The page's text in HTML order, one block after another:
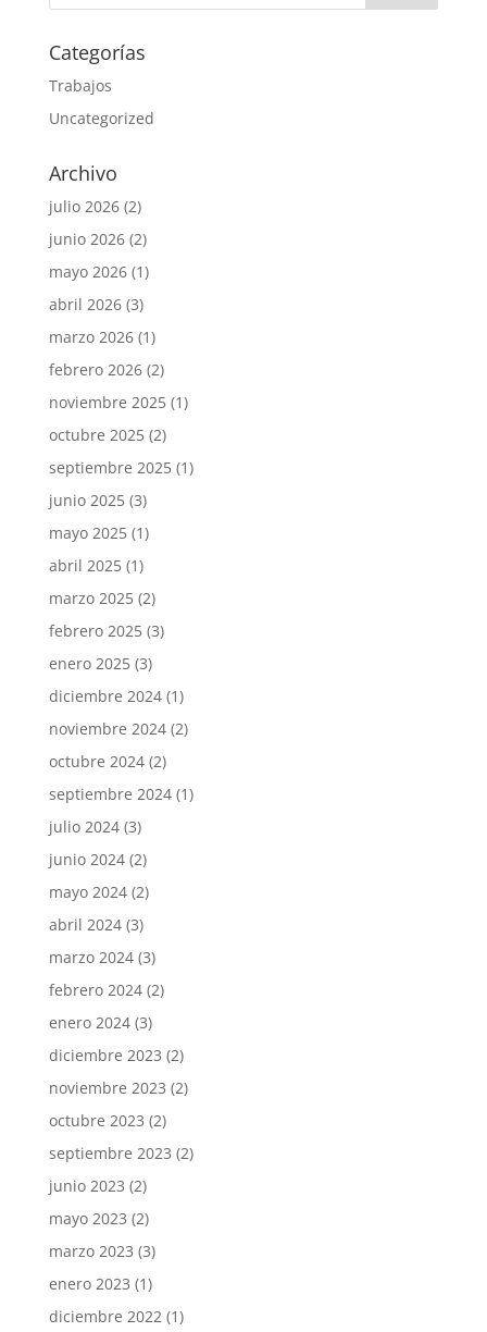
Categorías
Trabajos
Uncategorized
Archivo
julio 2026(2)
junio 2026(2)
mayo 2026(1)
abril 2026(3)
marzo 2026(1)
febrero 2026(2)
noviembre 2025(1)
octubre 2025(2)
septiembre 2025(1)
junio 2025(3)
mayo 2025(1)
abril 2025(1)
marzo 2025(2)
febrero 2025(3)
enero 2025(3)
diciembre 2024(1)
noviembre 2024(2)
octubre 2024(2)
septiembre 2024(1)
julio 2024(3)
junio 2024(2)
mayo 2024(2)
abril 2024(3)
marzo 2024(3)
febrero 2024(2)
enero 2024(3)
diciembre 2023 (2)
noviembre 2023 (2)
octubre 2023 (2)
septiembre 2023 (2)
junio 2023 (2)
mayo 2023 (2)
marzo 2023 (3)
enero 2023 (1)
diciembre 2022(1)